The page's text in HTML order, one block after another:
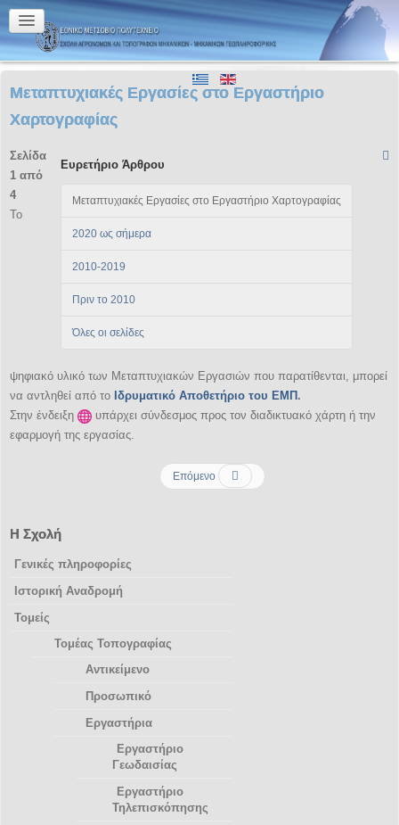
Μεταπτυχιακές Εργασίες στο Εργαστήριο
Χαρτογραφίας
Ευρετήριο Άρθρου
Μεταπτυχιακές Εργασίες στο Εργαστήριο Χαρτογραφίας
2020 ως σήμερα
2010-2019
Πριν το 2010
Όλες οι σελίδες
Σελίδα
1 από
4
Το
ψηφιακό υλικό των Μεταπτυχιακών Εργασιών που παρατίθενται, μπορεί
να αντληθεί από το Ιδρυματικό Αποθετήριο του ΕΜΠ .
Στην ένδειξη
υπάρχει σύνδεσμος προς τον διαδικτυακό χάρτη ή την
εφαρμογή της εργασίας.
Επόμενο
Η Σχολή
Γενικές πληροφορίες
Ιστορική Αναδρομή
Τομείς
Τομέας Τοπογραφίας
Αντικείμενο
Προσωπικό
Εργαστήρια
Εργαστήριο
Γεωδαισίας
Εργαστήριο
Τηλεπισκόπησης